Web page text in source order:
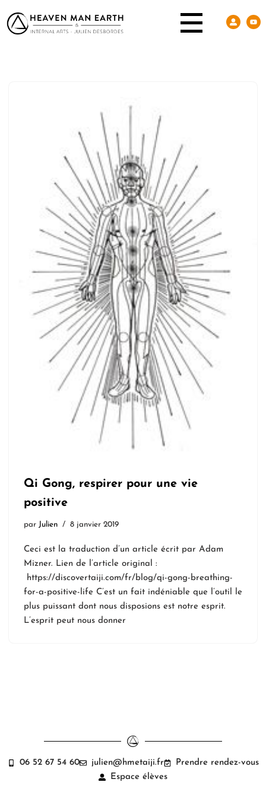
Qi Gong, respirer pour une vie
positive
par Julien 8 janvier 2019
Ceci est la traduction d’un article écrit par Adam
Mizner. Lien de l’article original :
https://discovertaiji.com/fr/blog/qi-gong-breathing-
for-a-positive-life C’est un fait indéniable que l’outil le
plus puissant dont nous disposions est notre esprit.
L’esprit peut nous donner
06 52 67 54 60 julien@hmetaiji.fr
Prendre rendez-vous
Espace élèves